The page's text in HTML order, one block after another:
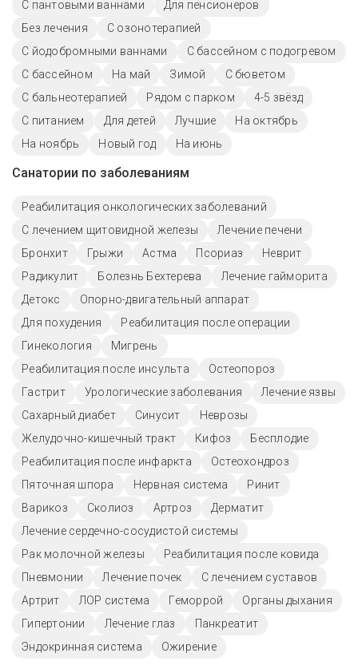
С пантовыми ваннами
Для пенсионеров
Без лечения
С озонотерапией
С йодобромными ваннами
С бассейном с подогревом
C бассейном
На май Зимой
С бюветом
С бальнеотерапией
Рядом с парком
4-5 звёзд
С питанием
Для детей Лучшие
На октябрь
На ноябрь
Новый год На июнь
Санатории по заболеваниям
Реабилитация онкологических заболеваний
С лечением щитовидной железы
Лечение печени
Бронхит
Грыжи Астма Псориаз
Неврит
Радикулит
Болезнь Бехтерева
Лечение гайморита
Детокс
Опорно-двигательный аппарат
Для похудения
Реабилитация после операции
Гинекология
Мигрень
Реабилитация после инсульта
Остеопороз
Гастрит
Урологические заболевания
Лечение язвы
Сахарный диабет
Синусит
Неврозы
Желудочно-кишечный тракт
Кифоз
Бесплодие
Реабилитация после инфаркта
Остеохондроз
Пяточная шпора
Нервная система
Ринит
Варикоз
Сколиоз Артроз
Дерматит
Лечение сердечно-сосудистой системы
Рак молочной железы
Реабилитация после ковида
Пневмонии
Лечение почек
С лечением суставов
Артрит
ЛОР система Геморрой
Органы дыхания
Гипертонии
Лечение глаз
Панкреатит
Эндокринная система
Ожирение